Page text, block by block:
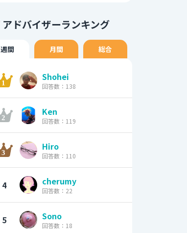
アドバイザーランキング
週間 月間 総合
Shohei
回答数：138
Ken
回答数：119
Hiro
回答数：110
4 cherumy
回答数：22
5 Sono
回答数：18